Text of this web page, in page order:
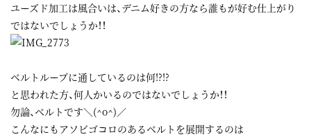
ユーズド加工は風合いは、デニム好きの方なら誰もが好む仕上がり
ではないでしょうか！！
ベルトループに通しているのは何!?!?
と思われた方、何人かいるのではないでしょうか！！
勿論、ベルトです＼(^o^)／
こんなにもアソビゴコロのあるベルトを展開するのは